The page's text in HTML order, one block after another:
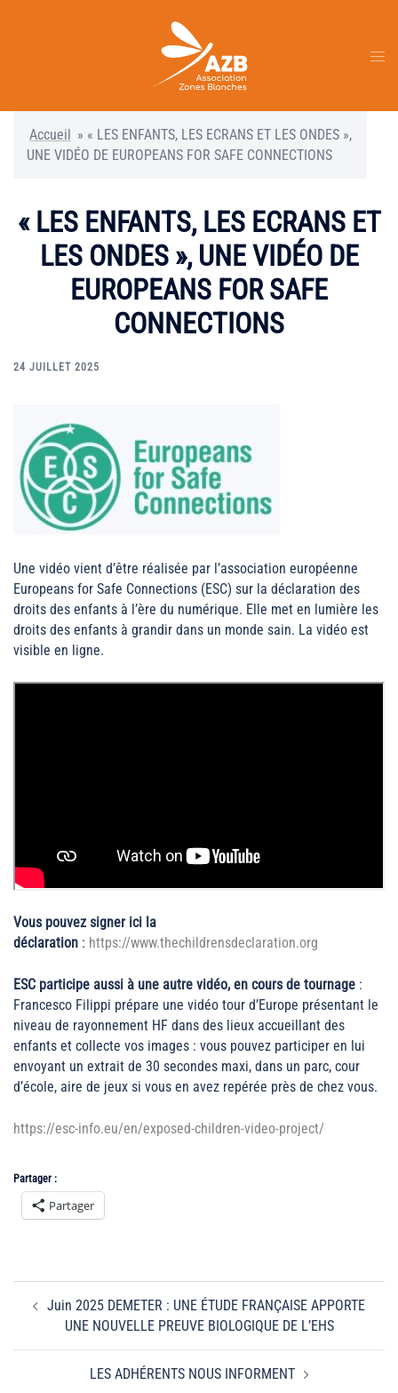
Accueil » « LES ENFANTS, LES ECRANS ET LES ONDES »,
UNE VIDÉO DE EUROPEANS FOR SAFE CONNECTIONS
« LES ENFANTS, LES ECRANS ET
LES ONDES », UNE VIDÉO DE
EUROPEANS FOR SAFE
CONNECTIONS
24 JUILLET 2025
Une vidéo vient d’être réalisée par l’association européenne
Europeans for Safe Connections (ESC) sur la déclaration des
droits des enfants à l’ère du numérique. Elle met en lumière les
droits des enfants à grandir dans un monde sain. La vidéo est
visible en ligne.
Vous pouvez signer ici la
déclaration : https://www.thechildrensdeclaration.org
ESC participe aussi à une autre vidéo, en cours de tournage :
Francesco Filippi prépare une vidéo tour d’Europe présentant le
niveau de rayonnement HF dans des lieux accueillant des
enfants et collecte vos images : vous pouvez participer en lui
envoyant un extrait de 30 secondes maxi, dans un parc, cour
d’école, aire de jeux si vous en avez repérée près de chez vous.
https://esc-info.eu/en/exposed-children-video-project/
Partager :
Partager
d’article
Juin 2025 DEMETER : UNE ÉTUDE FRANÇAISE APPORTE
UNE NOUVELLE PREUVE BIOLOGIQUE DE L’EHS
LES ADHÉRENTS NOUS INFORMENT